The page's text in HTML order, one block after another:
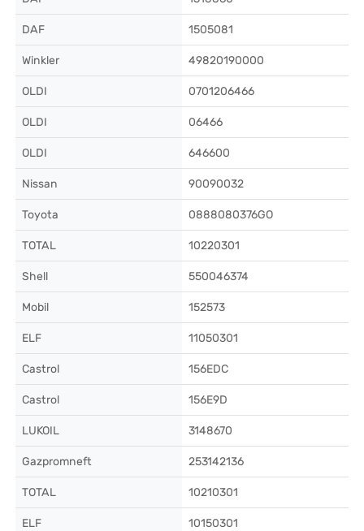
DAF 1505081
Winkler 49820190000
OLDI 0701206466
OLDI 06466
OLDI 646600
Nissan 90090032
Toyota 0888080376GO
TOTAL 10220301
Shell 550046374
Mobil 152573
ELF 11050301
Castrol 156EDC
Castrol 156E9D
LUKOIL 3148670
Gazpromneft 253142136
TOTAL 10210301
ELF 10150301